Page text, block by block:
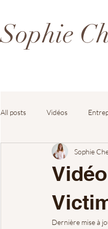
Sophie
All posts Vidéos
Sophie
Dernière mise à